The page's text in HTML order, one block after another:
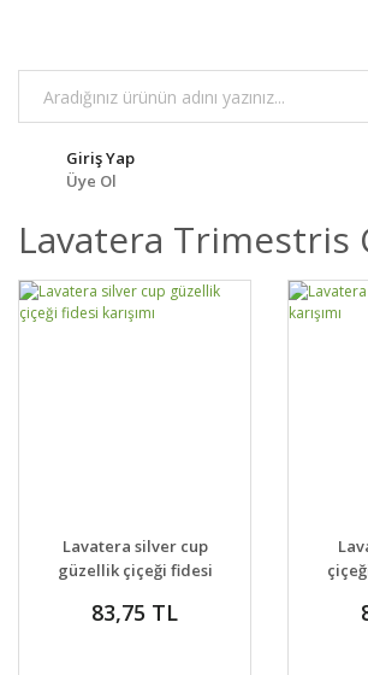
Giriş Yap
Üye Ol
Lavatera Trimestris
DETAYLAR
VER
Lavatera silver cup
güzellik çiçeği fidesi
83,75 TL